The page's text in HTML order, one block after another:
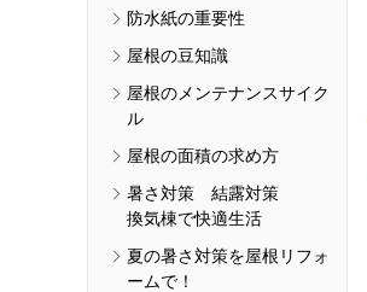
防水紙の重要性
屋根の豆知識
屋根のメンテナンスサイク
ル
屋根の面積の求め方
暑さ対策 結露対策
換気棟で快適生活
夏の暑さ対策を屋根リフォ
ームで！